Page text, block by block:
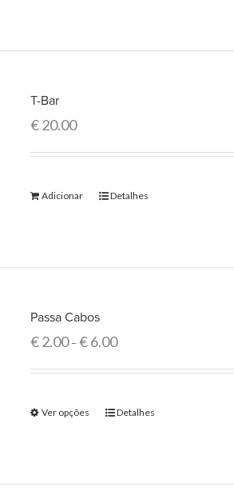
T-Bar
€20.00
Adicionar Detalhes
Passa Cabos
€2.00–€6.00
Ver opções Detalhes